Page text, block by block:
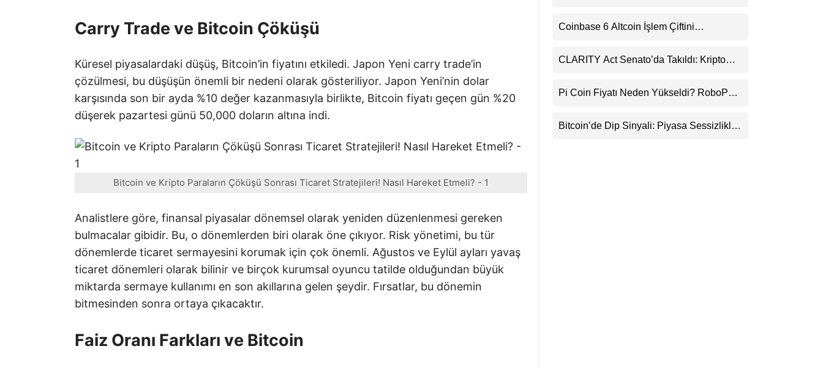
Carry Trade ve Bitcoin Çöküşü
Küresel piyasalardaki düşüş, Bitcoin’in fiyatını etkiledi. Japon Yeni carry trade’in
çözülmesi, bu düşüşün önemli bir nedeni olarak gösteriliyor. Japon Yeni’nin dolar
karşısında son bir ayda %10 değer kazanmasıyla birlikte, Bitcoin fiyatı geçen gün %20
düşerek pazartesi günü 50,000 doların altına indi.
Bitcoin ve Kripto Paraların Çöküşü Sonrası Ticaret Stratejileri! Nasıl Hareket Etmeli? - 1
Analistlere göre, finansal piyasalar dönemsel olarak yeniden düzenlenmesi gereken
bulmacalar gibidir. Bu, o dönemlerden biri olarak öne çıkıyor. Risk yönetimi, bu tür
dönemlerde ticaret sermayesini korumak için çok önemli. Ağustos ve Eylül ayları yavaş
ticaret dönemleri olarak bilinir ve birçok kurumsal oyuncu tatilde olduğundan büyük
miktarda sermaye kullanımı en son akıllarına gelen şeydir. Fırsatlar, bu dönemin
bitmesinden sonra ortaya çıkacaktır.
Faiz Oranı Farkları ve Bitcoin
Uyarı
Coinbase 6 Altcoin İşlem Çiftini
CLARITY Act Senato’da Takıldı: Kripto
Pi Coin Fiyatı Neden Yükseldi? RoboPay
Destekledi
Bitcoin’de Dip Sinyali: Piyasa Sessizlikle